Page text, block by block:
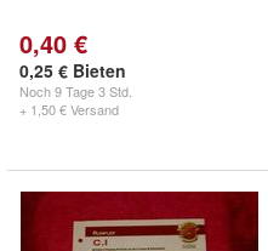
0,40 €
0,25 € Bieten
Noch9 Tage 3 Std.
+ 1,50 € Versand